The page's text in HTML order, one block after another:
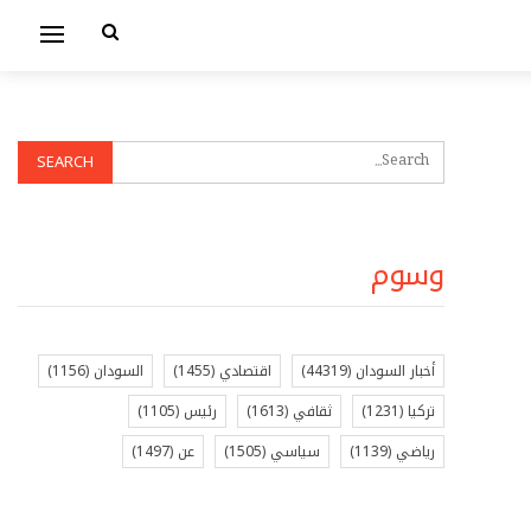
وسوم
أخبار السودان (44319) اقتصادي (1455) السودان (1156)
تركيا (1231) ثقافي (1613) رئيس (1105)
رياضي (1139) سياسي (1505) عن (1497)